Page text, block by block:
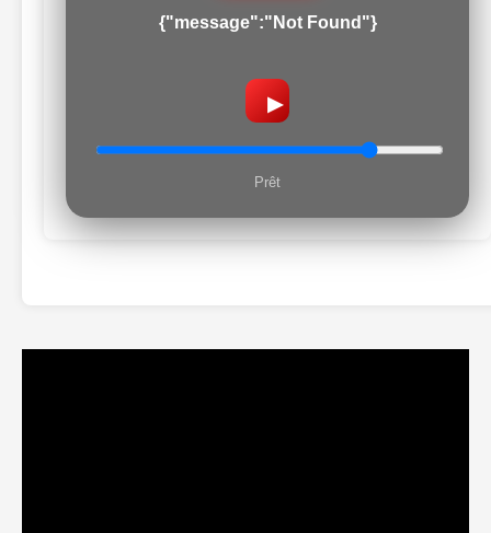
{"message":"Not Found"}
▶
Prêt